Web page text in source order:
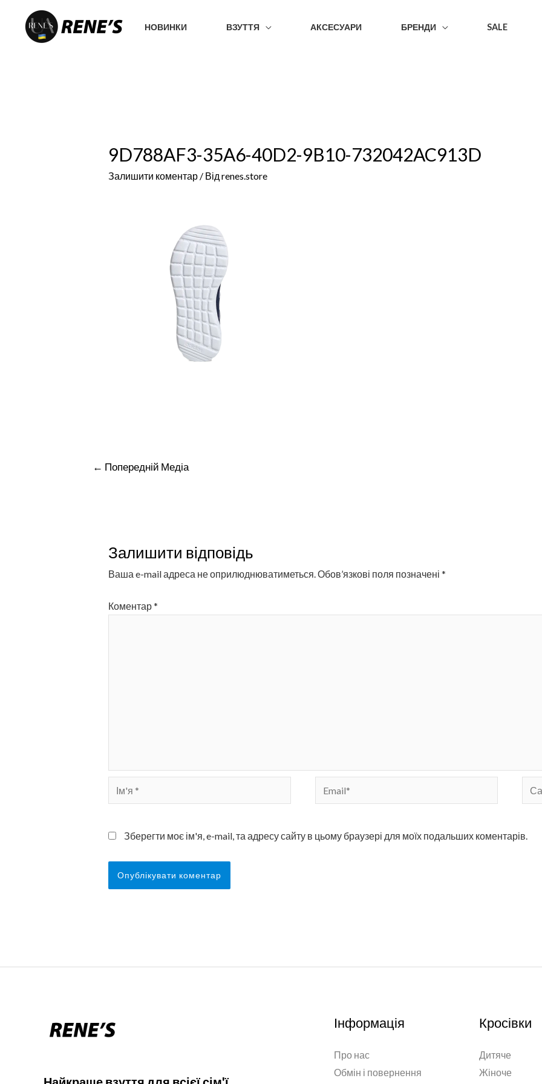
Перейти
НОВИНКИ ВЗУТТЯ АКСЕСУАРИ БРЕНДИ SALE
9D788AF3-35A6-40D2-9B10-732042AC913D
Залишити коментар / Від renes.store
Навігація
← Попередній Медіа
Залишити відповідь
Ваша e-mail адреса не оприлюднюватиметься. Обов’язкові поля позначені *
Коментар*
Ім'я
*
Зберегти моє ім'я, e-mail, та адресу сайту в цьому браузері для моїх подальших коментарів.
Інформація
Про нас
Обмін і повернення
Кросівки
Дитяче
Жіноче